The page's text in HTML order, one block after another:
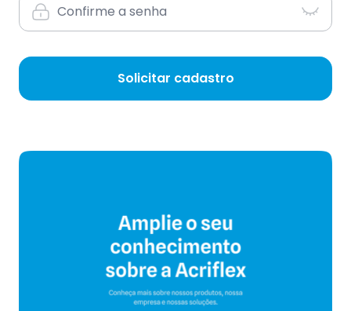
Solicitar cadastro